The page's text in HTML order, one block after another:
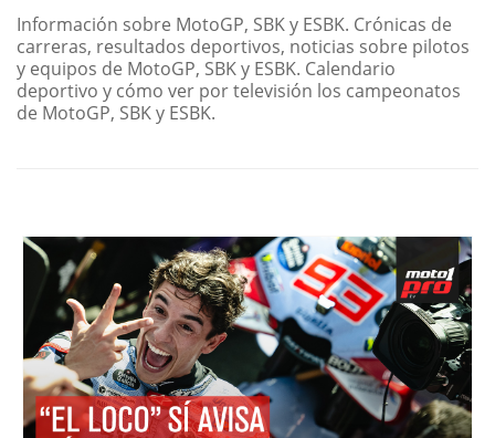
Información sobre MotoGP, SBK y ESBK. Crónicas de
carreras, resultados deportivos, noticias sobre pilotos
y equipos de MotoGP, SBK y ESBK. Calendario
deportivo y cómo ver por televisión los campeonatos
de MotoGP, SBK y ESBK.
Páginas